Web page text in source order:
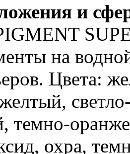
и
на
Цвета:
темно-
охра,